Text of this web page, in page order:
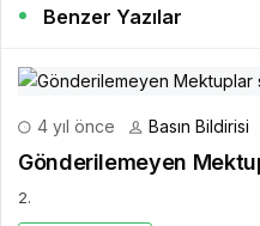
Benzer Yazılar
4 yıl önce Basın Bildirisi
Gönderilemeyen
2.